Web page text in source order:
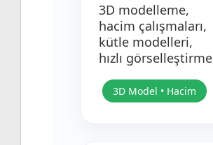
3D modelleme,
hacim çalışmaları,
kütle modelleri,
hızlı görselleştirme
3D Model • Hacim